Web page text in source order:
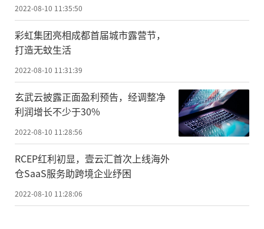
2022-08-10 11:35:50
彩虹集团亮相成都首届城市露营节，
打造无蚊生活
2022-08-10 11:31:39
玄武云披露正面盈利预告，经调整净
利润增长不少于30%
2022-08-10 11:28:56
RCEP红利初显，壹云汇首次上线海外
仓SaaS服务助跨境企业纾困
2022-08-10 11:28:06